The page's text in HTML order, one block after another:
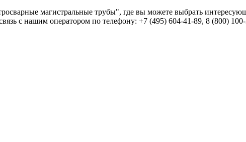
магистральные трубы", где вы можете выбрать
с нашим оператором по телефону: +7 (495) 604-41-89, 8 (800)